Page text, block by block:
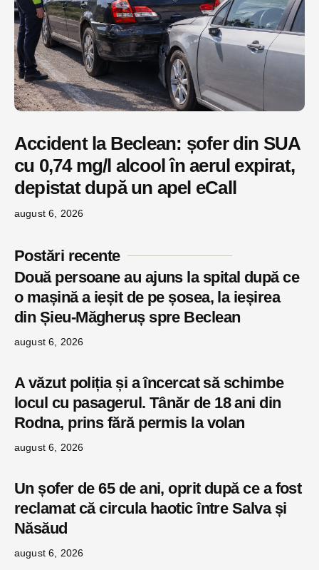
Accident la Beclean: șofer din SUA
cu 0,74 mg/l alcool în aerul expirat,
depistat după un apel eCall
august 6, 2026
Postări recente
Două persoane au ajuns la spital după ce
o mașină a ieșit de pe șosea, la ieșirea
din Șieu-Măgheruș spre Beclean
august 6, 2026
A văzut poliția și a încercat să schimbe
locul cu pasagerul. Tânăr de 18 ani din
Rodna, prins fără permis la volan
august 6, 2026
Un șofer de 65 de ani, oprit după ce a fost
reclamat că circula haotic între Salva și
Năsăud
august 6, 2026